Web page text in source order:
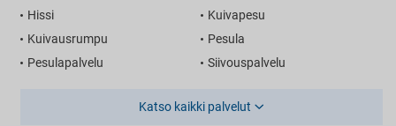
Hissi
Kuivapesu
Kuivausrumpu
Pesula
Pesulapalvelu
Siivouspalvelu
Katso kaikki palvelut